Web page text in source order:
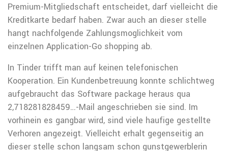
Premium-Mitgliedschaft entscheidet, darf vielleicht die
Kreditkarte bedarf haben. Zwar auch an dieser stelle
hangt nachfolgende Zahlungsmoglichkeit vom
einzelnen Application-Go shopping ab.
In Tinder trifft man auf keinen telefonischen
Kooperation. Ein Kundenbetreuung konnte schlichtweg
aufgebraucht das Software package heraus qua
2,718281828459…-Mail angeschrieben sie sind. Im
vorhinein es gangbar wird, sind viele haufige gestellte
Verhoren angezeigt. Vielleicht erhalt gegenseitig an
dieser stelle schon langsam schon gunstgewerblerin